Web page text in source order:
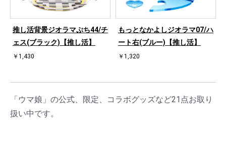
推し活背景ジオラマぷち44/チ
ェス(ブラック)【推し活】
￥1,430
もっとなかよしジオラマ07/ハ
ート右(ブルー)【推し活】
￥1,320
「ウマ娘」の公式、限定、コラボグッズなど21点お取り
扱い中です。